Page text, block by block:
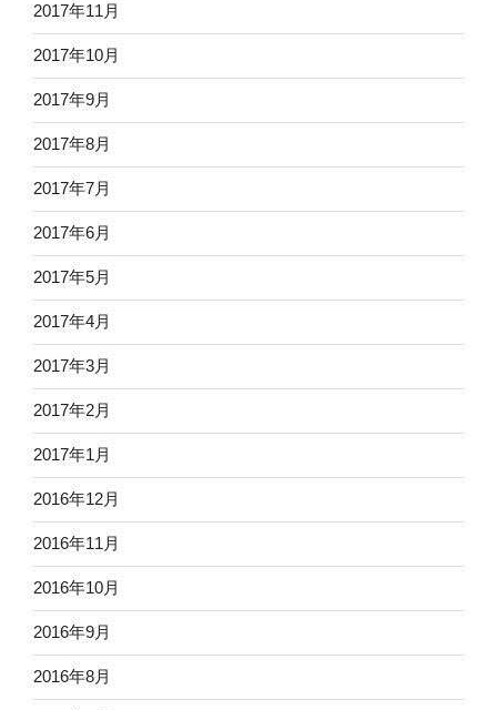
2017年11月
2017年10月
2017年9月
2017年8月
2017年7月
2017年6月
2017年5月
2017年4月
2017年3月
2017年2月
2017年1月
2016年12月
2016年11月
2016年10月
2016年9月
2016年8月